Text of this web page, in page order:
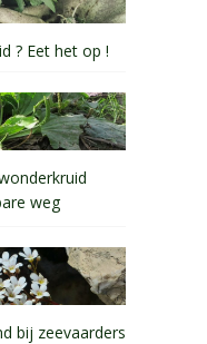
? Eet het op !
weg
bij zeevaarders